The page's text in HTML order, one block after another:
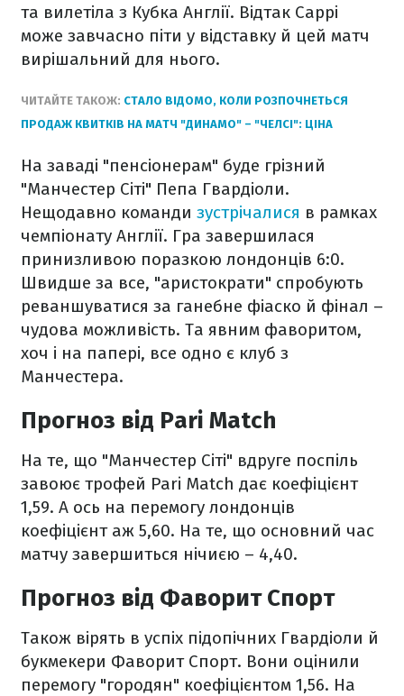
та вилетіла з Кубка Англії. Відтак Саррі
може завчасно піти у відставку й цей матч
вирішальний для нього.
ЧИТАЙТЕ ТАКОЖ: СТАЛО ВІДОМО, КОЛИ РОЗПОЧНЕТЬСЯ
ПРОДАЖ КВИТКІВ НА МАТЧ "ДИНАМО" – "ЧЕЛСІ": ЦІНА
На заваді "пенсіонерам" буде грізний
"Манчестер Сіті" Пепа Гвардіоли.
Нещодавно команди зустрічалися в рамках
чемпіонату Англії. Гра завершилася
принизливою поразкою лондонців 6:0.
Швидше за все, "аристократи" спробують
реваншуватися за ганебне фіаско й фінал –
чудова можливість. Та явним фаворитом,
хоч і на папері, все одно є клуб з
Манчестера.
Прогноз від Pari Match
На те, що "Манчестер Сіті" вдруге поспіль
завоює трофей Pari Match дає коефіцієнт
1,59. А ось на перемогу лондонців
коефіцієнт аж 5,60. На те, що основний час
матчу завершиться нічиєю – 4,40.
Прогноз від Фаворит Спорт
Також вірять в успіх підопічних Гвардіоли й
букмекери Фаворит Спорт. Вони оцінили
перемогу "городян" коефіцієнтом 1,56. На